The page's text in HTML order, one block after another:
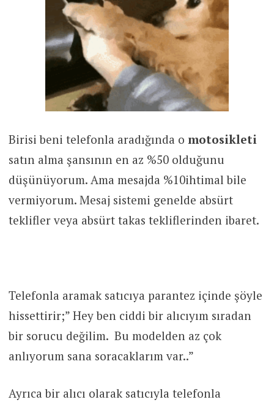
Birisi beni telefonla aradığında o motosikleti
satın alma şansının en az %50 olduğunu
düşünüyorum. Ama mesajda %10ihtimal bile
vermiyorum. Mesaj sistemi genelde absürt
teklifler veya absürt takas tekliflerinden ibaret.
Telefonla aramak satıcıya parantez içinde şöyle
hissettirir;” Hey ben ciddi bir alıcıyım sıradan
bir sorucu değilim. Bu modelden az çok
anlıyorum sana soracaklarım var..”
Ayrıca bir alıcı olarak satıcıyla telefonla